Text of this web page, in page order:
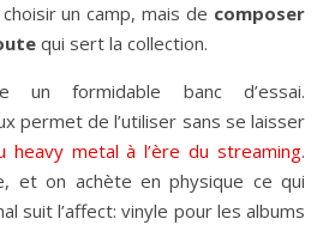
un camp, mais de composer
qui sert la collection.
un formidable banc d’essai.
permet de l’utiliser sans se laisser
heavy metal à l’ère du streaming.
et on achète en physique ce qui
suit l’affect: vinyle pour les albums